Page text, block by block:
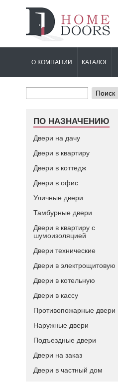
О КОМПАНИИ КАТАЛОГ
Поиск
ПО НАЗНАЧЕНИЮ
Двери на дачу
Двери в квартиру
Двери в коттедж
Двери в офис
Уличные двери
Тамбурные двери
Двери в квартиру с
шумоизоляцией
Двери технические
Двери в электрощитовую
Двери в котельную
Двери в кассу
Противопожарные двери
Наружные двери
Подъездные двери
Двери на заказ
Двери в частный дом